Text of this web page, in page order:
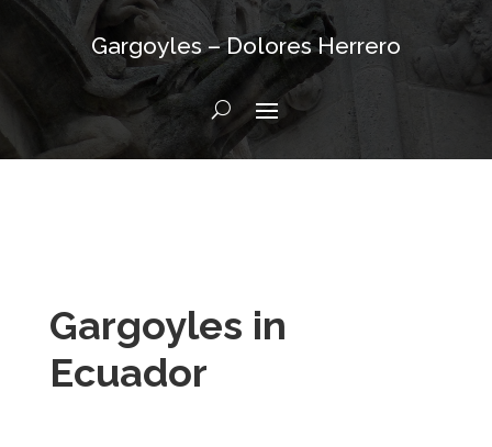
Gargoyles – Dolores Herrero
Gargoyles in
Ecuador